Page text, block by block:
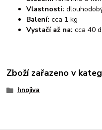
Vlastnosti:
Balení: cca 1 kg
Vystačí až na: cca 40
Zboží zařazeno v
hnojiva